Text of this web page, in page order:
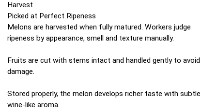
Harvest
Picked at Perfect Ripeness
Melons are harvested when fully matured. Workers judge
ripeness by appearance, smell and texture manually.
Fruits are cut with stems intact and handled gently to avoid
damage.
Stored properly, the melon develops richer taste with subtle
wine-like aroma.